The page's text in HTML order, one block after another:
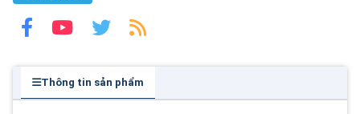
Thông tin sản phẩm